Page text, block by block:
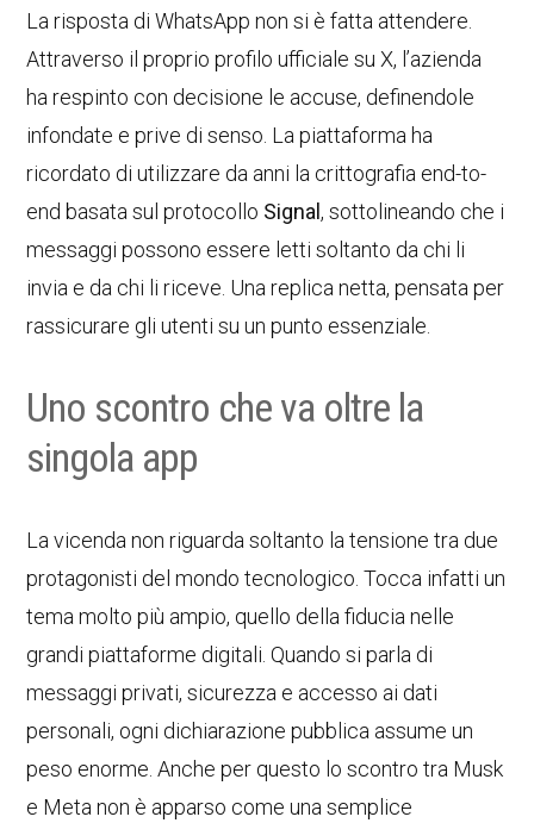
La risposta di WhatsApp non si è fatta attendere.
Attraverso il proprio profilo ufficiale su X, l’azienda
ha respinto con decisione le accuse, definendole
infondate e prive di senso. La piattaforma ha
ricordato di utilizzare da anni la crittografia end-to-
end basata sul protocollo Signal, sottolineando che i
messaggi possono essere letti soltanto da chi li
invia e da chi li riceve. Una replica netta, pensata per
rassicurare gli utenti su un punto essenziale.
Uno scontro che va oltre la
singola app
La vicenda non riguarda soltanto la tensione tra due
protagonisti del mondo tecnologico. Tocca infatti un
tema molto più ampio, quello della fiducia nelle
grandi piattaforme digitali. Quando si parla di
messaggi privati, sicurezza e accesso ai dati
personali, ogni dichiarazione pubblica assume un
peso enorme. Anche per questo lo scontro tra Musk
e Meta non è apparso come una semplice